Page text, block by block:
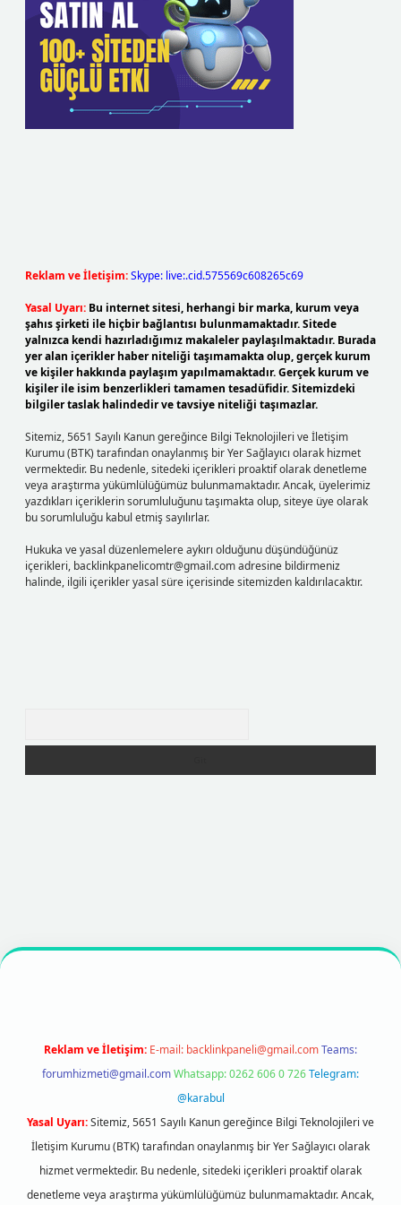
Reklam ve İletişim:Skype: live:.cid.575569c608265c69
Yasal Uyarı: Bu internet sitesi, herhangi bir marka, kurum veya
şahıs şirketi ile hiçbir bağlantısı bulunmamaktadır. Sitede
yalnızca kendi hazırladığımız makaleler paylaşılmaktadır. Burada
yer alan içerikler haber niteliği taşımamakta olup, gerçek kurum
ve kişiler hakkında paylaşım yapılmamaktadır. Gerçek kurum ve
kişiler ile isim benzerlikleri tamamen tesadüfidir. Sitemizdeki
bilgiler taslak halindedir ve tavsiye niteliği taşımazlar.
Sitemiz, 5651 Sayılı Kanun gereğince Bilgi Teknolojileri ve İletişim
Kurumu (BTK) tarafından onaylanmış bir Yer Sağlayıcı olarak hizmet
vermektedir. Bu nedenle, sitedeki içerikleri proaktif olarak denetleme
veya araştırma yükümlülüğümüz bulunmamaktadır. Ancak, üyelerimiz
yazdıkları içeriklerin sorumluluğunu taşımakta olup, siteye üye olarak
bu sorumluluğu kabul etmiş sayılırlar.
Hukuka ve yasal düzenlemelere aykırı olduğunu düşündüğünüz
içerikleri, backlinkpanelicomtr@gmail.comadresine bildirmeniz
halinde, ilgili içerikler yasal süre içerisinde sitemizden kaldırılacaktır.
https://betexpergir.net/
Reklam ve İletişim: E-mail: backlinkpaneli@gmail.comTeams:
forumhizmeti@gmail.comWhatsapp: 0262 606 0 726Telegram:
@karabul
Yasal Uyarı:Sitemiz, 5651 Sayılı Kanun gereğince Bilgi Teknolojileri ve
İletişim Kurumu (BTK) tarafından onaylanmış bir Yer Sağlayıcı olarak
hizmet vermektedir. Bu nedenle, sitedeki içerikleri proaktif olarak
denetleme veya araştırma yükümlülüğümüz bulunmamaktadır. Ancak,